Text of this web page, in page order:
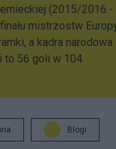
(2015/2016 -
mistrzostw
a kadra narodowa
to 56 goli w 104
Blogi